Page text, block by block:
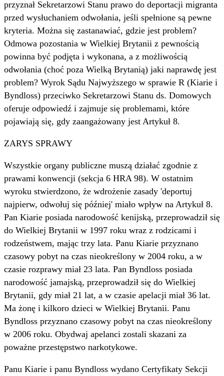
przyznał Sekretarzowi Stanu prawo do deportacji migranta
przed wysłuchaniem odwołania, jeśli spełnione są pewne
kryteria. Można się zastanawiać, gdzie jest problem?
Odmowa pozostania w Wielkiej Brytanii z pewnością
powinna być podjęta i wykonana, a z możliwością
odwołania (choć poza Wielką Brytanią) jaki naprawdę jest
problem? Wyrok Sądu Najwyższego w sprawie R (Kiarie i
Byndloss) przeciwko Sekretarzowi Stanu ds. Domowych
oferuje odpowiedź i zajmuje się problemami, które
pojawiają się, gdy zaangażowany jest Artykuł 8.
ZARYS SPRAWY
Wszystkie organy publiczne muszą działać zgodnie z
prawami konwencji (sekcja 6 HRA 98). W ostatnim
wyroku stwierdzono, że wdrożenie zasady 'deportuj
najpierw, odwołuj się później' miało wpływ na Artykuł 8.
Pan Kiarie posiada narodowość kenijską, przeprowadził się
do Wielkiej Brytanii w 1997 roku wraz z rodzicami i
rodzeństwem, mając trzy lata. Panu Kiarie przyznano
czasowy pobyt na czas nieokreślony w 2004 roku, a w
czasie rozprawy miał 23 lata. Pan Byndloss posiada
narodowość jamajską, przeprowadził się do Wielkiej
Brytanii, gdy miał 21 lat, a w czasie apelacji miał 36 lat.
Ma żonę i kilkoro dzieci w Wielkiej Brytanii. Panu
Byndloss przyznano czasowy pobyt na czas nieokreślony
w 2006 roku. Obydwaj apelanci zostali skazani za
poważne przestępstwo narkotykowe.
Panu Kiarie i panu Byndloss wydano Certyfikaty Sekcji